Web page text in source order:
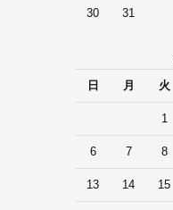
30 31
日
月 火
1
6 7 8
13 14 15